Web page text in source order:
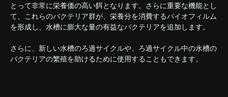
とって非常に栄養価の高い餌となります。さらに重要な機能とし
て、これらのバクテリア群が、栄養分を消費するバイオフィルム
を形成し、水槽に膨大な量の有益なバクテリアを追加します。
さらに、新しい水槽のろ過サイクルや、ろ過サイクル中の水槽の
バクテリアの繁殖を助けるために使用することもできます。